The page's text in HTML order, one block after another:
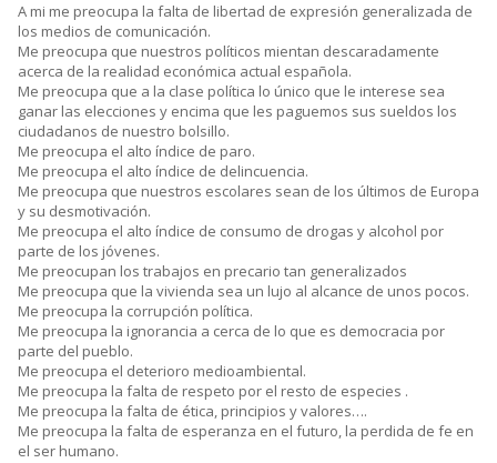
A mi me preocupa la falta de libertad de expresión generalizada de
los medios de comunicación.
Me preocupa que nuestros políticos mientan descaradamente
acerca de la realidad económica actual española.
Me preocupa que a la clase política lo único que le interese sea
ganar las elecciones y encima que les paguemos sus sueldos los
ciudadanos de nuestro bolsillo.
Me preocupa el alto índice de paro.
Me preocupa el alto índice de delincuencia.
Me preocupa que nuestros escolares sean de los últimos de Europa
y su desmotivación.
Me preocupa el alto índice de consumo de drogas y alcohol por
parte de los jóvenes.
Me preocupan los trabajos en precario tan generalizados
Me preocupa que la vivienda sea un lujo al alcance de unos pocos.
Me preocupa la corrupción política.
Me preocupa la ignorancia a cerca de lo que es democracia por
parte del pueblo.
Me preocupa el deterioro medioambiental.
Me preocupa la falta de respeto por el resto de especies .
Me preocupa la falta de ética, principios y valores….
Me preocupa la falta de esperanza en el futuro, la perdida de fe en
el ser humano.